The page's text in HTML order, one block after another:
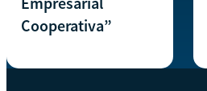
Cooperativa”